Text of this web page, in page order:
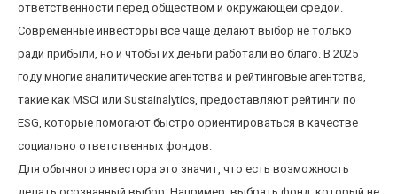
ответственности перед обществом и окружающей средой.
Современные инвесторы все чаще делают выбор не только
ради прибыли, но и чтобы их деньги работали во благо. В 2025
году многие аналитические агентства и рейтинговые агентства,
такие как MSCI или Sustainalytics, предоставляют рейтинги по
ESG, которые помогают быстро ориентироваться в качестве
социально ответственных фондов.
Для обычного инвестора это значит, что есть возможность